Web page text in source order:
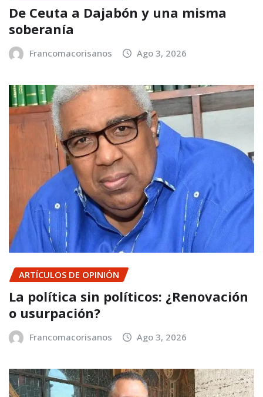
De Ceuta a Dajabón y una misma
soberanía
Francomacorisanos Ago 3, 2026
ARTÍCULOS DE OPINIÓN
La política sin políticos: ¿Renovación
o usurpación?
Francomacorisanos Ago 3, 2026